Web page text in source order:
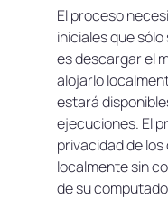
El proceso
iniciales que
es descargar el
alojarlo
estará
ejecuciones. El
privacidad de
localmente sin
de su